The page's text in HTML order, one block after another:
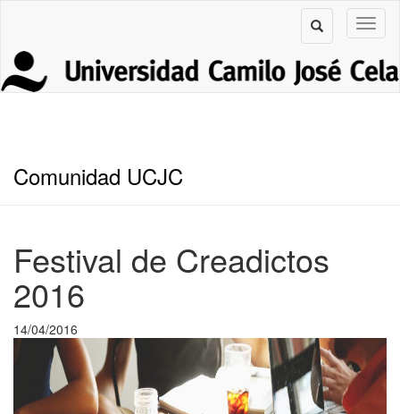
Comunidad UCJC
Festival de Creadictos
2016
14/04/2016